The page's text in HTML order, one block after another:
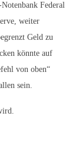
Federal
weiter
Geld zu
könnte auf
von oben“
sein.